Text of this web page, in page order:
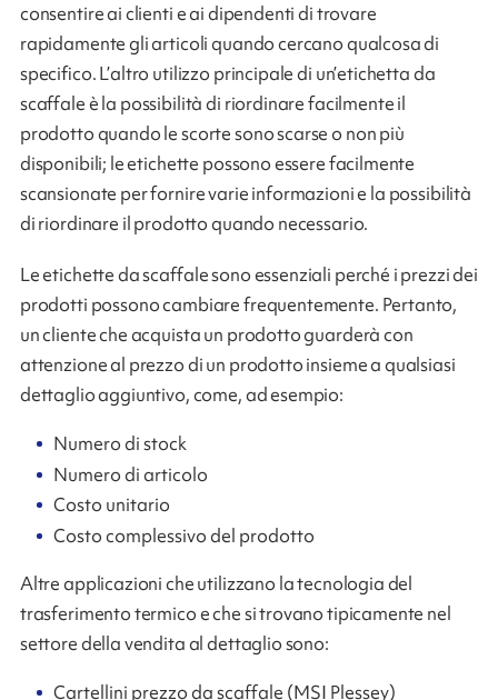
consentire ai clienti e ai dipendenti di trovare
rapidamente gli articoli quando cercano qualcosa di
specifico. L’altro utilizzo principale di un’etichetta da
scaffale è la possibilità di riordinare facilmente il
prodotto quando le scorte sono scarse o non più
disponibili; le etichette possono essere facilmente
scansionate per fornire varie informazioni e la possibilità
di riordinare il prodotto quando necessario.
Le etichette da scaffale sono essenziali perché i prezzi dei
prodotti possono cambiare frequentemente. Pertanto,
un cliente che acquista un prodotto guarderà con
attenzione al prezzo di un prodotto insieme a qualsiasi
dettaglio aggiuntivo, come, ad esempio:
Numero di stock
Numero di articolo
Costo unitario
Costo complessivo del prodotto
Altre applicazioni che utilizzano la tecnologia del
trasferimento termico e che si trovano tipicamente nel
settore della vendita al dettaglio sono:
Cartellini prezzo da scaffale (MSI Plessey)